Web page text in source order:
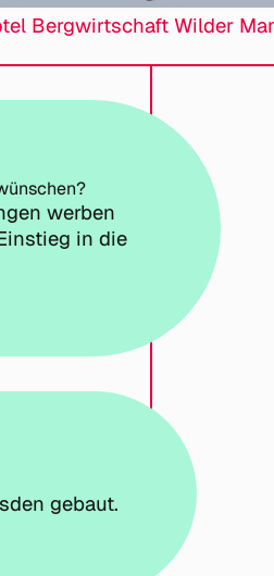
Bergwirtschaft Wilder
werben
in die
gebaut.